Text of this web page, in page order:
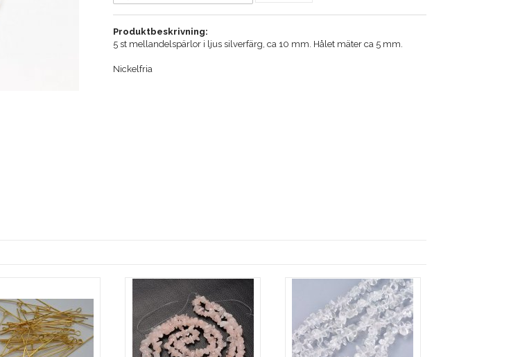
Produktbeskrivning:
5 st mellandelspärlor i ljus silverfärg, ca 10 mm. Hålet mäter ca 5 mm.
Nickelfria